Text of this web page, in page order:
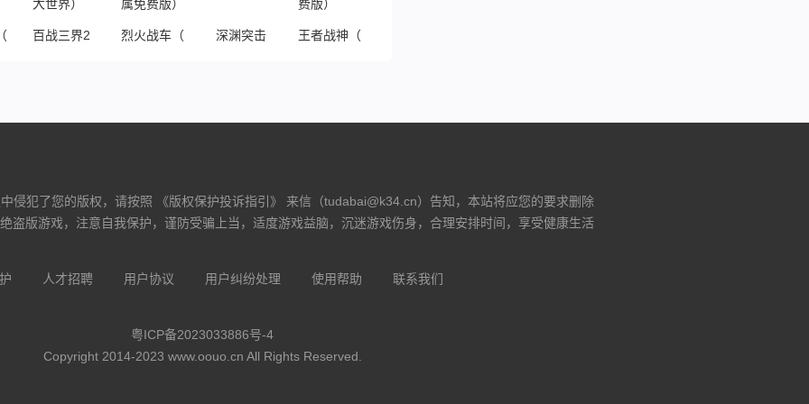
鬼服资源独享版）
百战三界2（星燃大世界）烈火战车（洪荒专属免费版）
深渊突击 王者战神（哪吒免费版）
侵犯了您的版权，请按照 《版权保护投诉指引》 来信（tudabai@k34.cn）告知，本站将应您的要求删除
盗版游戏，注意自我保护，谨防受骗上当，适度游戏益脑，沉迷游戏伤身，合理安排时间，享受健康生活
人才招聘 用户协议 用户纠纷处理 使用帮助 联系我们
粤ICP备2023033886号-4
Copyright 2014-2023 www.oouo.cn All Rights Reserved.